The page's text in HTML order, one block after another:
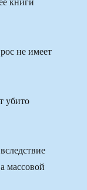
не имеет
убито
массовой